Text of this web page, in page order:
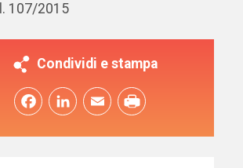
l. 107/2015
Condividi e stampa
FacebookLinkedInEmail